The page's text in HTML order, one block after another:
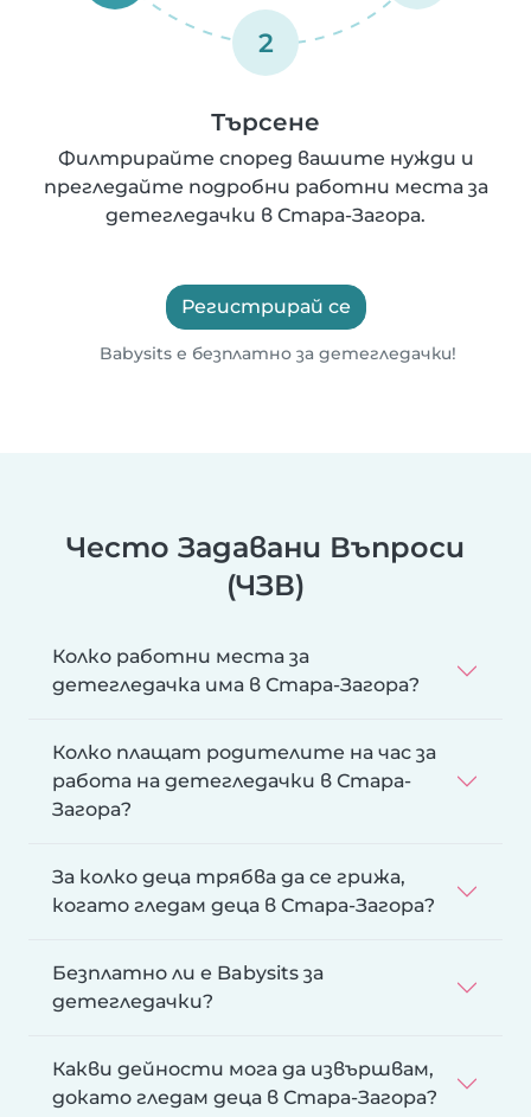
2
Търсене
Филтрирайте според вашите нужди и
прегледайте подробни работни места за
детегледачки в Стара-Загора.
Регистрирай се
Babysits е безплатно за детегледачки!
Често Задавани Въпроси
(ЧЗВ)
Колко работни места за
детегледачка има в Стара-Загора?
Колко плащат родителите на час за
работа на детегледачки в Стара-
Загора?
За колко деца трябва да се грижа,
когато гледам деца в Стара-Загора?
Безплатно ли е Babysits за
детегледачки?
Какви дейности мога да извършвам,
докато гледам деца в Стара-Загора?